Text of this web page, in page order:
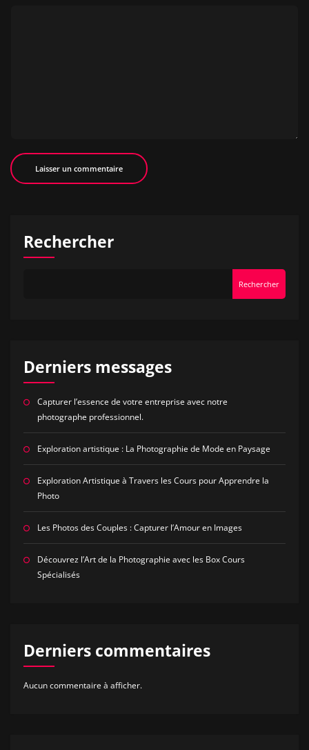
Rechercher
Rechercher
Derniers messages
Capturer l’essence de votre entreprise avec notre
photographe professionnel.
Exploration artistique : La Photographie de Mode en Paysage
Exploration Artistique à Travers les Cours pour Apprendre la
Photo
Les Photos des Couples : Capturer l’Amour en Images
Découvrez l’Art de la Photographie avec les Box Cours
Spécialisés
Derniers commentaires
Aucun commentaire à afficher.